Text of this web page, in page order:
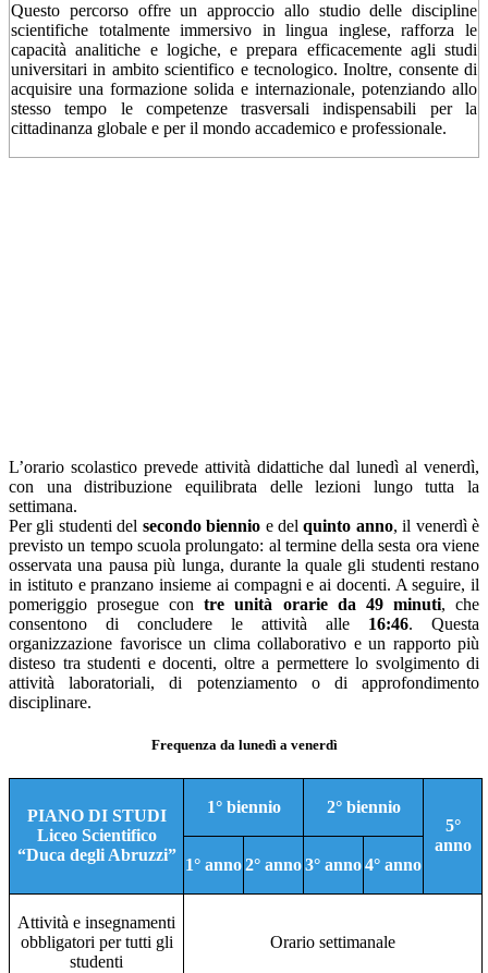
Questo percorso offre un approccio allo studio delle discipline
scientifiche totalmente immersivo in lingua inglese, rafforza le
capacità analitiche e logiche, e prepara efficacemente agli studi
universitari in ambito scientifico e tecnologico. Inoltre, consente di
acquisire una formazione solida e internazionale, potenziando allo
stesso tempo le competenze trasversali indispensabili per la
cittadinanza globale e per il mondo accademico e professionale.
L’orario scolastico prevede attività didattiche dal lunedì al venerdì,
con una distribuzione equilibrata delle lezioni lungo tutta la
settimana.
Per gli studenti del secondo biennio e delquinto anno, il venerdì è
previsto un tempo scuola prolungato: al termine della sesta ora viene
osservata una pausa più lunga, durante la quale gli studenti restano
in istituto e pranzano insieme ai compagni e ai docenti. A seguire, il
pomeriggio prosegue contre unità orarie da 49 minuti, che
consentono di concludere le attività alle 16:46. Questa
organizzazione favorisce un clima collaborativo e un rapporto più
disteso tra studenti e docenti, oltre a permettere lo svolgimento di
attività laboratoriali, di potenziamento o di approfondimento
disciplinare.
Frequenza da lunedì a venerdì
PIANO DI STUDI
Liceo Scientifico
“Duca degli Abruzzi”
1° biennio
2° biennio
5°
anno
1° anno2° anno3° anno4° anno
Attività e insegnamenti
obbligatori per tutti gli
studenti
Orario settimanale